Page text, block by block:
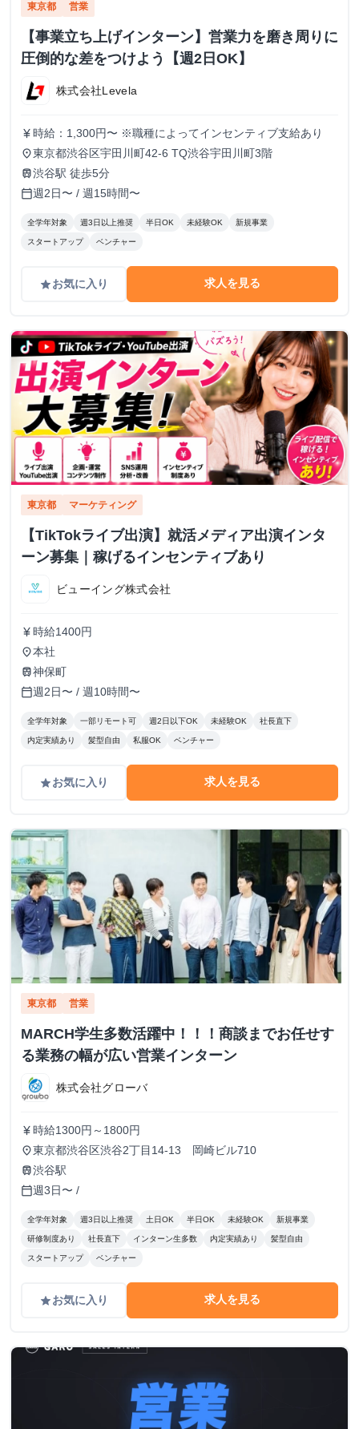
東京都 営業
【事業立ち上げインターン】営業力を磨き周りに
圧倒的な差をつけよう【週2日OK】
株式会社Levela
currency_yen 時給：1,300円〜 ※職種によってインセンティブ支給あり
place東京都渋谷区宇田川町42-6 TQ渋谷宇田川町3階
train渋谷駅 徒歩5分
calendar_today週2日〜 / 週15時間〜
全学年対象 週3日以上推奨 半日OK 未経験OK 新規事業
スタートアップ ベンチャー
gradeお気に入り 求人を見る
東京都 マーケティング
【TikTokライブ出演】就活メディア出演インタ
ーン募集｜稼げるインセンティブあり
ビューイング株式会社
currency_yen 時給1400円
place本社
train神保町
calendar_today週2日〜 / 週10時間〜
全学年対象 一部リモート可 週2日以下OK 未経験OK 社長直下
内定実績あり 髪型自由 私服OK ベンチャー
gradeお気に入り 求人を見る
東京都 営業
MARCH学生多数活躍中！！！商談までお任せす
る業務の幅が広い営業インターン
株式会社グローバ
currency_yen 時給1300円～1800円
place東京都渋谷区渋谷2丁目14-13 岡崎ビル710
train渋谷駅
calendar_today週3日〜 /
全学年対象 週3日以上推奨 土日OK 半日OK 未経験OK 新規事業
研修制度あり 社長直下 インターン生多数 内定実績あり 髪型自由
スタートアップ ベンチャー
gradeお気に入り 求人を見る